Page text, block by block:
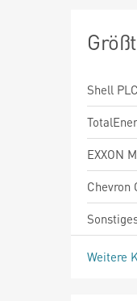
Shell PLC
EXXON
Chevron
Weitere